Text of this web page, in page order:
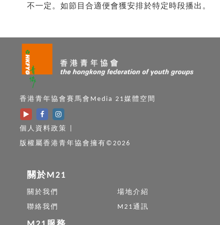
不一定。如節目合適便會獲安排於特定時段播出。
香港青年協會賽馬會Media 21媒體空間
個人資料政策
版權屬香港青年協會擁有©2026
關於M21
關於我們
場地介紹
聯絡我們
M21通訊